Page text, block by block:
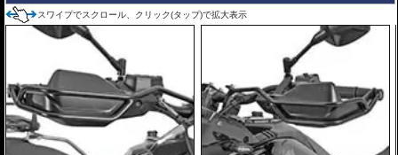
スワイプでスクロール、クリック(タップ)で拡大表示